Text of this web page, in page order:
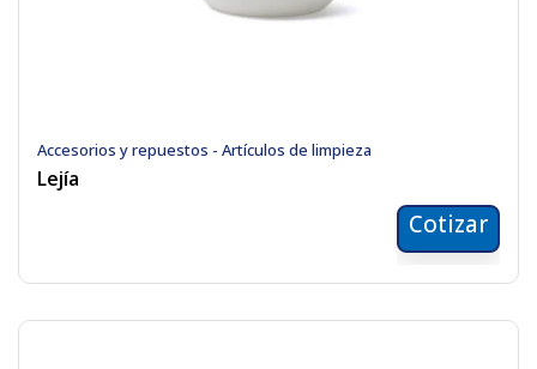
Accesorios y repuestos - Artículos de limpieza
Lejía
Cotizar